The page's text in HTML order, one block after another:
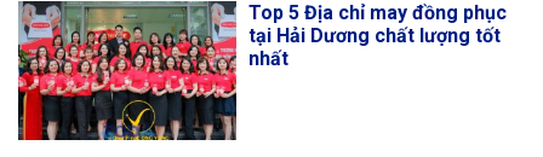
Top 5 Địa chỉ may đồng phục
tại Hải Dương chất lượng tốt
nhất